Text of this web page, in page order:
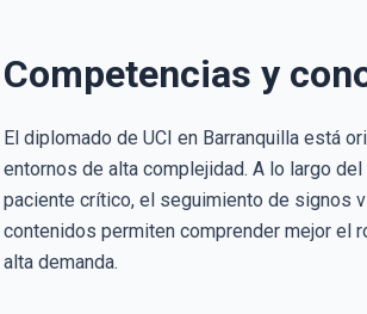
Competencias y
El diplomado de UCI en Barranquilla está
entornos de alta complejidad. A lo largo
paciente crítico, el seguimiento de signos
contenidos permiten comprender mejor el
alta demanda.